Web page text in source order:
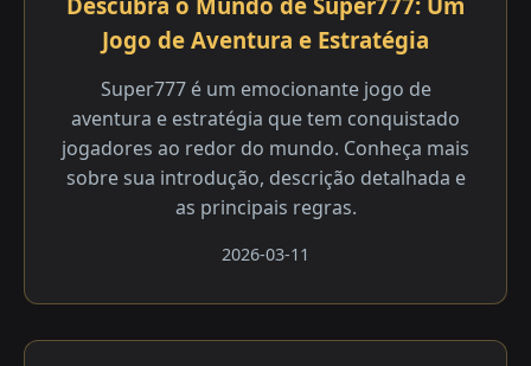
Jogo de Aventura e Estratégia
Super777 é um emocionante jogo de
aventura e estratégia que tem conquistado
jogadores ao redor do mundo. Conheça mais
sobre sua introdução, descrição detalhada e
as principais regras.
2026-03-11